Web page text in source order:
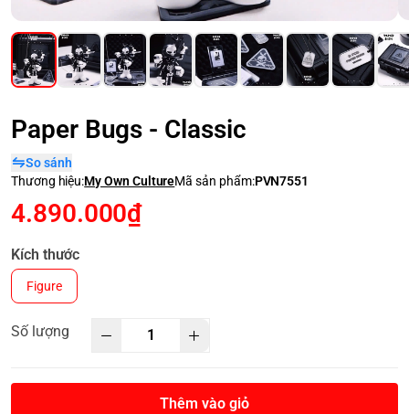
Paper Bugs - Classic
So sánh
Thương hiệu:My Own CultureMã sản phẩm:PVN7551
4.890.000₫
Kích thước
Figure
Số lượng
Thêm vào giỏ